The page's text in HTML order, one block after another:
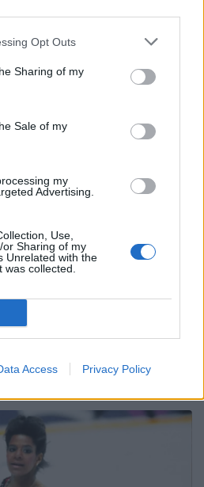
Opt Outs
Sharing of my
Sale of my
my
Advertising.
Use,
Sharing of my
Unrelated with the
collected.
Access Privacy Policy